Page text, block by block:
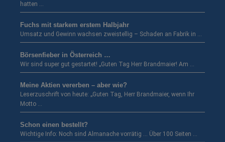
hatten …
Fuchs mit starkem erstem Halbjahr
Umsatz und Gewinn wachsen zweistellig – Schaden an Fabrik in …
Börsenfieber in Österreich …
Wir sind super gut gestartet! „Guten Tag Herr Brandmaier! Am …
Meine Aktien vererben – aber wie?
Leserzuschrift von heute: „Guten Tag, Herr Brandmaier, wenn Ihr
Motto …
Schon einen bestellt?
Wichtige Info: Noch sind Almanache vorrätig … Über 100 Seiten …